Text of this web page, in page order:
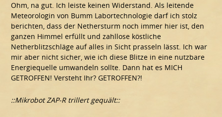
Ohm, na gut. Ich leiste keinen Widerstand. Als leitende
Meteorologin von Bumm Labortechnologie darf ich stolz
berichten, dass der Nethersturm noch immer hier ist, den
ganzen Himmel erfüllt und zahllose köstliche
Netherblitzschläge auf alles in Sicht prasseln lässt. Ich war
mir aber nicht sicher, wie ich diese Blitze in eine nutzbare
Energiequelle umwandeln sollte. Dann hat es MICH
GETROFFEN! Versteht Ihr? GETROFFEN?!
::Mikrobot ZAP-R trillert gequält::